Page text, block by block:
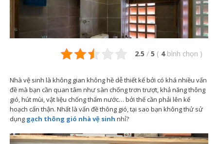
2.5 / 5 ( 4 bình chọn )
Nhà vệ sinh là không gian không hề dễ thiết kế bởi có khá nhiều vấn
đề mà bạn cần quan tâm như sàn chống trơn trượt, khả năng thông
gió, hút mùi, vật liệu chống thấm nước… bởi thế cần phải lên kế
hoạch cẩn thận. Nhất là vấn đề thông gió, tại sao bạn không thử sử
dụng gạch thông gió nhà vệ sinh nhỉ?